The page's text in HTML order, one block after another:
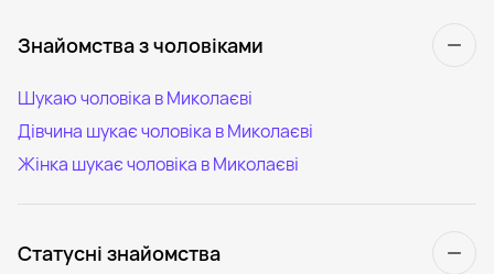
Знайомства з чоловіками
Шукаю чоловіка в Миколаєві
Дівчина шукає чоловіка в Миколаєві
Жінка шукає чоловіка в Миколаєві
Статусні знайомства